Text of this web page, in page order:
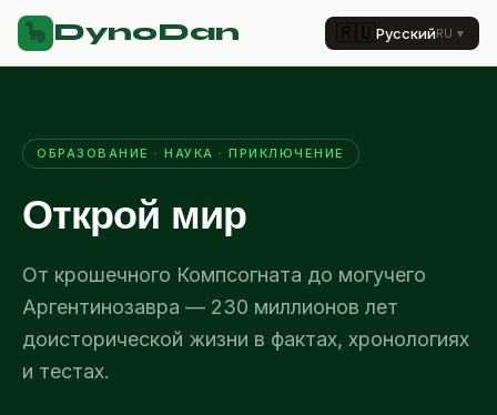
🦕 DynoDan 🇷🇺РусскийRU ▼
ОБРАЗОВАНИЕ · НАУКА · ПРИКЛЮЧЕНИЕ
Открой мир
От крошечного Компсогната до могучего
Аргентинозавра — 230 миллионов лет
доисторической жизни в фактах, хронологиях
и тестах.